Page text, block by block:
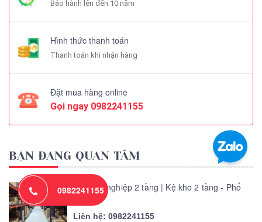
Bảo hành lên đến 10 năm
Hình thức thanh toán
Thanh toán khi nhận hàng
Đặt mua hàng online
Gọi ngay 0982241155
BẠN ĐANG QUAN TÂM
Kệ công nghiệp 2 tầng | Kệ kho 2 tầng - Phổ
Liên hệ: 0982241155
0982241155